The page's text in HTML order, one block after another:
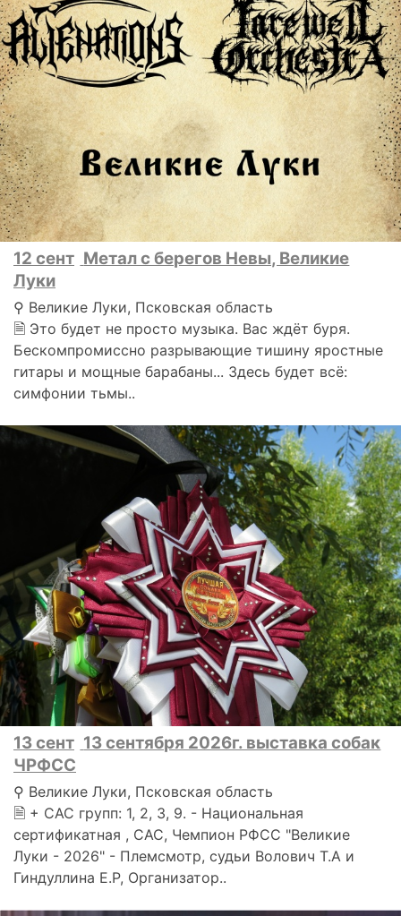
12 сент Метал с берегов Невы, Великие
Луки
⚲ Великие Луки, Псковская область
🗎 Это будет не просто музыка. Вас ждёт буря.
Бескомпромиссно разрывающие тишину яростные
гитары и мощные барабаны... Здесь будет всё:
симфонии тьмы..
13 сент 13 сентября 2026г. выставка собак
ЧРФСС
⚲ Великие Луки, Псковская область
🗎 + САС групп: 1, 2, 3, 9. - Национальная
сертификатная , САС, Чемпион РФСС "Великие
Луки - 2026" - Племсмотр, судьи Волович Т.А и
Гиндуллина Е.Р, Организатор..